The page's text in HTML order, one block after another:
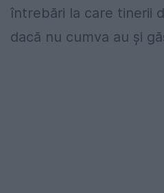
întrebări la care tinerii
dacă nu cumva au şi